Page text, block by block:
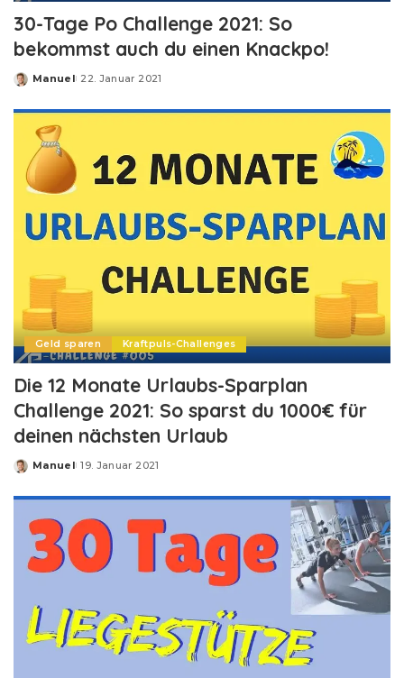
30-Tage Po Challenge 2021: So
bekommst auch du einen Knackpo!
Posted
Manuel 22. Januar 2021
Geld sparen Kraftpuls-Challenges
Die 12 Monate Urlaubs-Sparplan
Challenge 2021: So sparst du 1000€ für
deinen nächsten Urlaub
Posted
Manuel 19. Januar 2021